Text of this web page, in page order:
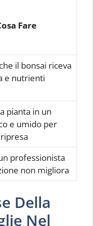
Fare
il bonsai riceva
e nutrienti
pianta in un
e umido per
professionista
non migliora
Della
Nel